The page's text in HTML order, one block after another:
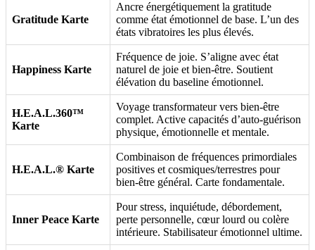
Gratitude Karte
Ancre énergétiquement la gratitude
comme état émotionnel de base. L’un des
états vibratoires les plus élevés.
Happiness Karte
Fréquence de joie. S’aligne avec état
naturel de joie et bien-être. Soutient
élévation du baseline émotionnel.
H.E.A.L.360™
Karte
Voyage transformateur vers bien-être
complet. Active capacités d’auto-guérison
physique, émotionnelle et mentale.
H.E.A.L.® Karte
Combinaison de fréquences primordiales
positives et cosmiques/terrestres pour
bien-être général. Carte fondamentale.
Inner Peace Karte
Pour stress, inquiétude, débordement,
perte personnelle, cœur lourd ou colère
intérieure. Stabilisateur émotionnel ultime.